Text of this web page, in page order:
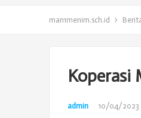
man1menim.sch.id
Koperasi
admin 10/04/2023